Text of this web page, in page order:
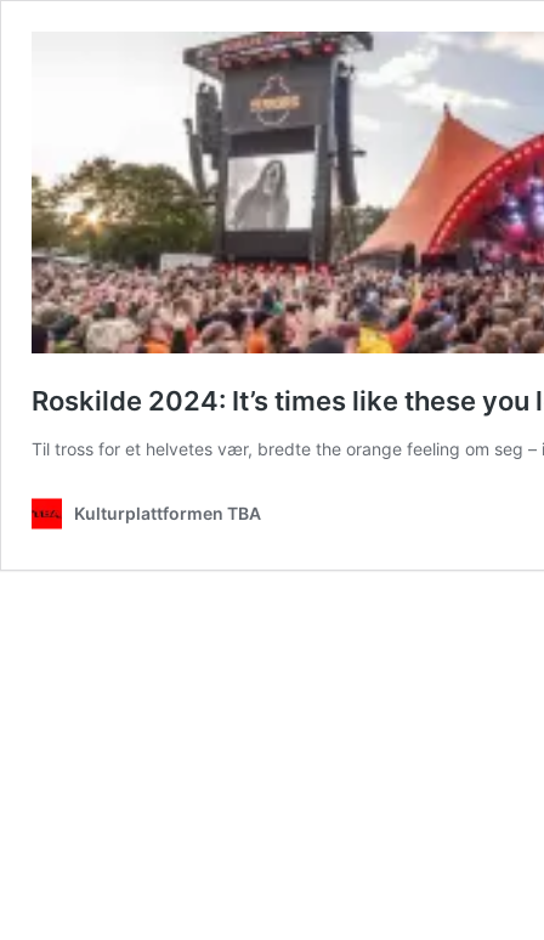
Roskilde 2024: It’s times like these you
Til tross for et helvetes vær, bredte the orange feeling om seg
Kulturplattformen TBA